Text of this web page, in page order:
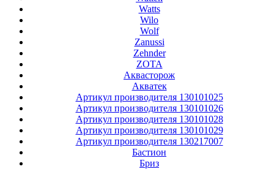
Watts
Wilo
Wolf
Zanussi
Zehnder
ZOTA
Аквасторож
Акватек
Артикул производителя 130101025
Артикул производителя 130101026
Артикул производителя 130101028
Артикул производителя 130101029
Артикул производителя 130217007
Бастион
Бриз